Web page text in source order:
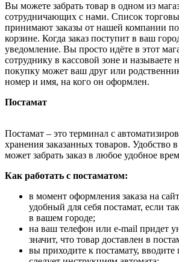
Вы можете забрать товар в одном из
сотрудничающих с нами. Список
принимают заказы от нашей компании
корзине. Когда заказ поступит в ваш
уведомление. Вы просто идёте в этот
сотруднику в кассовой зоне и называете
покупку может ваш друг или
номер и имя, на кого он оформлен.
Постамат
Постамат – это терминал с
хранения заказанных товаров. Удобство
может забрать заказ в любое удобное
Как работать с постаматом:
в момент оформления заказа на
удобный для себя постамат, если
в вашем городе;
на ваш телефон или e-mail придет
значит, что товар доставлен в
вы приходите к постамату,